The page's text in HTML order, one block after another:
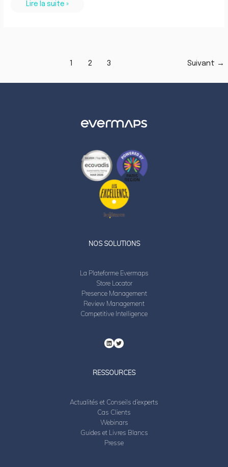
Lire la suite »
1 2 3 Suivant →
NOS SOLUTIONS
La Plateforme Evermaps
Store Locator
Presence Management
Review Management
Competitive Intelligence
RESSOURCES
Actualités et Conseils d’experts
Cas Clients
Webinars
Guides et Livres Blancs
Presse